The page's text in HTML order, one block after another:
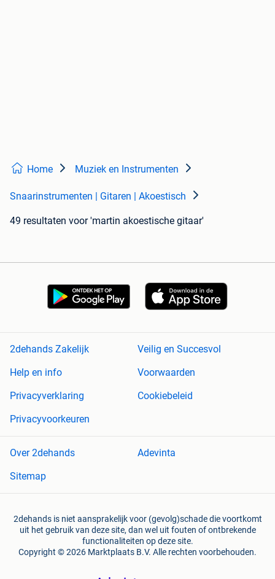
Home Muziek en Instrumenten
Snaarinstrumenten | Gitaren | Akoestisch
49 resultaten voor 'martin akoestische gitaar'
2dehands Zakelijk
Veilig en Succesvol
Help en info
Voorwaarden
Privacyverklaring
Cookiebeleid
Privacyvoorkeuren
Over 2dehands
Adevinta
Sitemap
2dehands is niet aansprakelijk voor (gevolg)schade die voortkomt
uit het gebruik van deze site, dan wel uit fouten of ontbrekende
functionaliteiten op deze site.
Copyright © 2026 Marktplaats B.V. Alle rechten voorbehouden.